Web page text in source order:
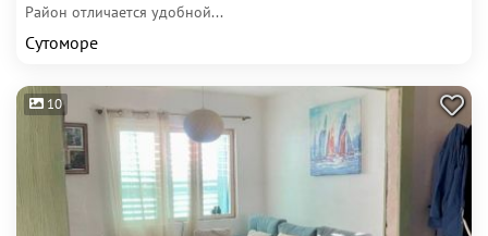
Район отличается удобной...
Сутоморе
10